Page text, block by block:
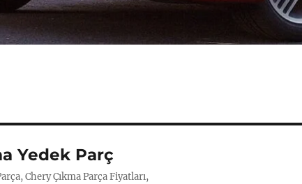
Yedek Parç
Chery Çıkma Parça Fiyatları,